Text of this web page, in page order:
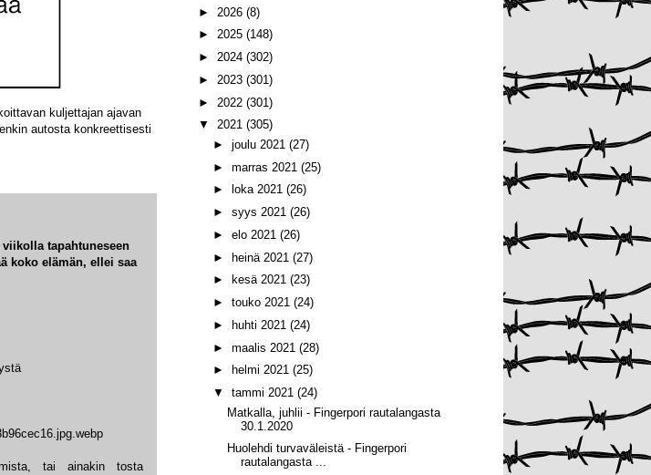
kuljettajan ajavan
autosta konkreettisesti
tapahtuneseen
koko elämän, ellei saa
tai ainakin tosta
► 2026 (8)
► 2025 (148)
► 2024 (302)
► 2023 (301)
► 2022 (301)
▼ 2021 (305)
► joulu 2021 (27)
► marras 2021 (25)
►
loka 2021 (26)
► syys 2021 (26)
► elo 2021 (26)
► heinä 2021 (27)
►
kesä 2021 (23)
► touko 2021 (24)
►
huhti 2021 (24)
► maalis 2021 (28)
►
helmi 2021 (25)
▼ tammi 2021 (24)
Matkalla, juhlii - Fingerpori rautalangasta
30.1.2020
Huolehdi turvaväleistä - Fingerpori
rautalangasta ...